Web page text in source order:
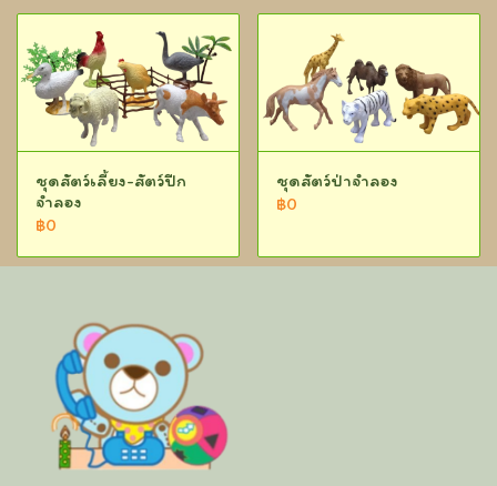
ชุดสัตว์เลี้ยง-สัตว์ปีก
จำลอง
฿0
ชุดสัตว์ป่าจำลอง
฿0